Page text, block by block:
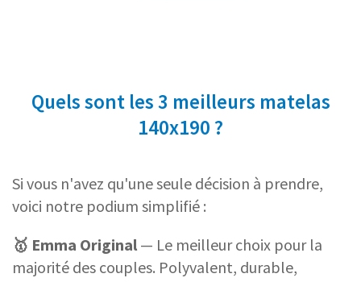
Quels sont les 3 meilleurs matelas
140x190 ?
Si vous n'avez qu'une seule décision à prendre,
voici notre podium simplifié :
🥇 Emma Original — Le meilleur choix pour la
majorité des couples. Polyvalent, durable,